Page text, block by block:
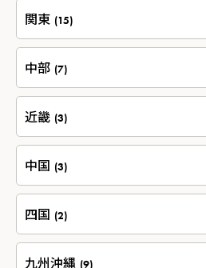
関東 (15)
中部 (7)
近畿 (3)
中国 (3)
四国 (2)
九州沖縄 (9)